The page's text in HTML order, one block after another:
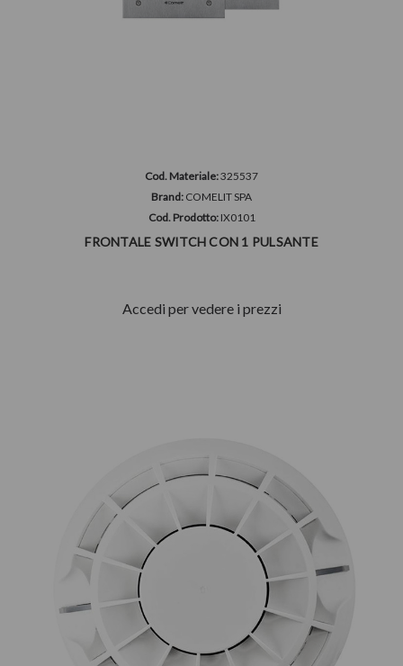
Cod. Materiale:325537
Brand: COMELIT SPA
Cod. Prodotto: IX0101
FRONTALE SWITCH CON 1 PULSANTE
Accedi per vedere i prezzi